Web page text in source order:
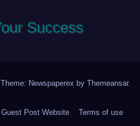
Theme: Newspaperex by Themeansar.
Guest Post Website Terms of use